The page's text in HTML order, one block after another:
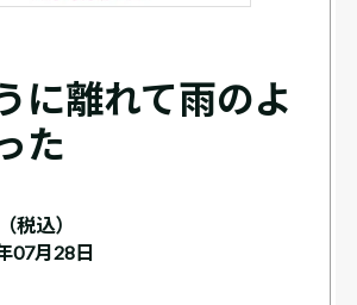
に離れて雨のよ
た
税込）
07月28日